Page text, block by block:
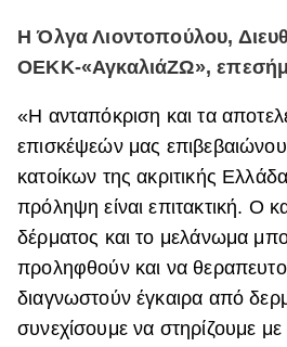
Η Όλγα Λιοντοπούλου,
ΟΕΚΚ-«ΑγκαλιάΖΩ»,
«Η ανταπόκριση και τα
επισκέψεών μας
κατοίκων της ακριτικής
πρόληψη είναι επιτακτική. Ο
δέρματος και το μελάνωμα
προληφθούν και να
διαγνωστούν έγκαιρα από
συνεχίσουμε να στηρίζουμε